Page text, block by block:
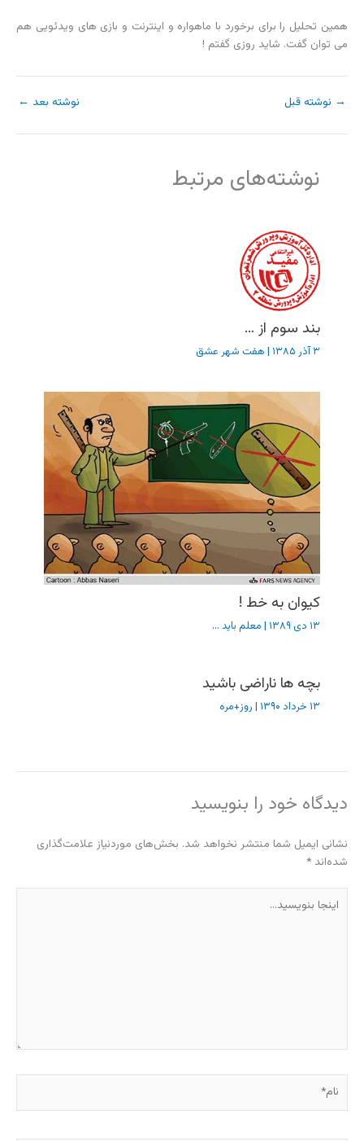
همین تحلیل را برای برخورد با ماهواره و اینترنت و بازی های ویدئویی هم
می توان گفت. شاید روزی گفتم !
→ نوشته قبل نوشته بعد ←
نوشته‌های مرتبط
بند سوم از …
۳ آذر ۱۳۸۵ | هفت شهر عشق
کیوان به خط !
۱۳ دی ۱۳۸۹ | معلم باید ...
بچه ها ناراضی باشید
۱۳ خرداد ۱۳۹۰ | روز+مره
دیدگاه‌ خود را بنویسید
نشانی ایمیل شما منتشر نخواهد شد. بخش‌های موردنیاز علامت‌گذاری
شده‌اند *
بنویسید…